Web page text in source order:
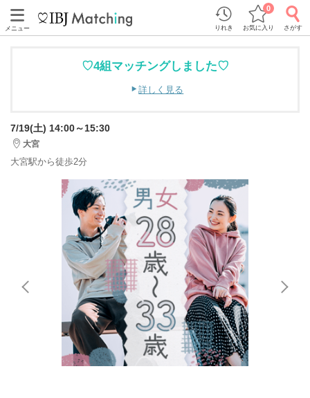
メニュー りれき お気に入り
0
さがす
♡4組マッチングしました♡
詳しく見る
7/19(土) 14:00～15:30
大宮
大宮駅から徒歩2分